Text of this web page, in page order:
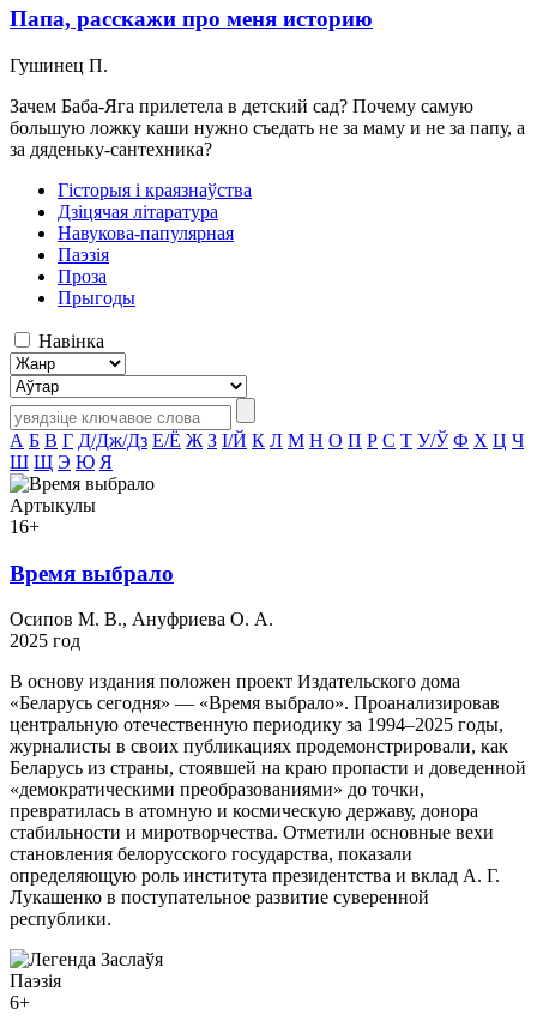
Папа, расскажи про меня историю
Гушинец П.
Зачем Баба-Яга прилетела в детский сад? Почему самую
большую ложку каши нужно съедать не за маму и не за папу, а
за дяденьку-сантехника?
Гісторыя і краязнаўства
Дзіцячая літаратура
Навукова-папулярная
Паэзія
Проза
Прыгоды
Навінка
А Б В Г Д/Дж/Дз Е/Ё Ж З І/Й К Л М Н О П Р С Т У/Ў Ф Х Ц Ч
Ш Щ Э Ю Я
Артыкулы
16+
Время выбрало
Осипов М. В., Ануфриева О. А.
2025 год
В основу издания положен проект Издательского дома
«Беларусь сегодня» — «Время выбрало». Проанализировав
центральную отечественную периодику за 1994–2025 годы,
журналисты в своих публикациях продемонстрировали, как
Беларусь из страны, стоявшей на краю пропасти и доведенной
«демократическими преобразованиями» до точки,
превратилась в атомную и космическую державу, донора
стабильности и миротворчества. Отметили основные вехи
становления белорусского государства, показали
определяющую роль института президентства и вклад А. Г.
Лукашенко в поступательное развитие суверенной
республики.
Паэзія
6+